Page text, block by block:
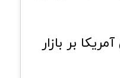
بر بازار